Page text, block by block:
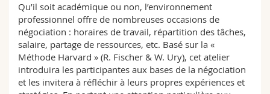
Qu’il soit académique ou non, l’environnement
professionnel offre de nombreuses occasions de
négociation : horaires de travail, répartition des tâches,
salaire, partage de ressources, etc. Basé sur la «
Méthode Harvard » (R. Fischer & W. Ury), cet atelier
introduira les participantes aux bases de la négociation
et les invitera à réfléchir à leurs propres expériences et